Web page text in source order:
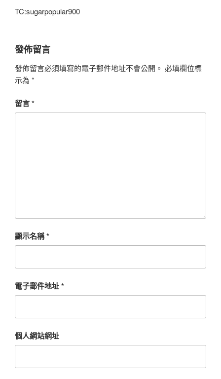
TC:sugarpopular900
發佈留言
發佈留言必須填寫的電子郵件地址不會公開。 必填欄位標
示為 *
留言*
顯示名稱*
電子郵件地址*
個人網站網址